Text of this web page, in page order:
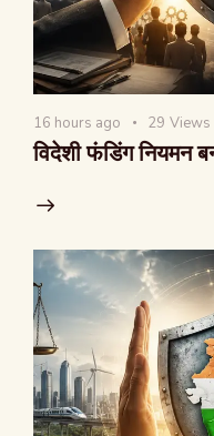
16 hours ago 29 Views
विदेशी फंडिंग नियमन